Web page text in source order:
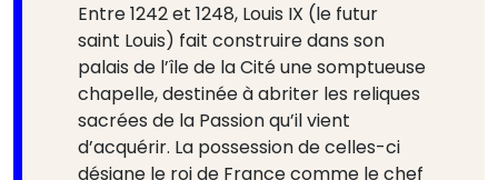
Entre 1242 et 1248, Louis IX (le futur
saint Louis) fait construire dans son
palais de l’île de la Cité une somptueuse
chapelle, destinée à abriter les reliques
sacrées de la Passion qu’il vient
d’acquérir. La possession de celles-ci
désigne le roi de France comme le chef